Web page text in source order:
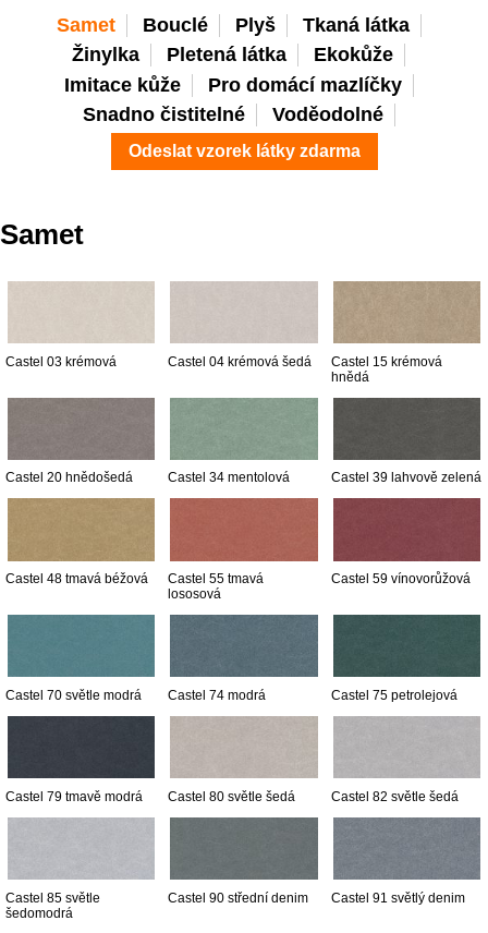
Samet Bouclé Plyš
Tkaná látka
Žinylka
Pletená látka
Ekokůže
Imitace kůže
Pro domácí mazlíčky
Snadno čistitelné
Voděodolné
Odeslat vzorek látky zdarma
Samet
Castel 03 krémová Castel 04 krémová šedá
Castel 15 krémová
hnědá
Castel 20 hnědošedá Castel 34 mentolová Castel 39 lahvově zelená
Castel 48 tmavá béžová
Castel 55 tmavá
lososová
Castel 59 vínovorůžová
Castel 70 světle modrá Castel 74 modrá Castel 75 petrolejová
Castel 79 tmavě modrá Castel 80 světle šedá Castel 82 světle šedá
Castel 85 světle
šedomodrá
Castel 90 střední denim Castel 91 světlý denim